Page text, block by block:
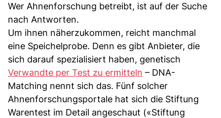
Wer Ahnenforschung betreibt, ist auf der Suche
nach Antworten.
Um ihnen näherzukommen, reicht manchmal
eine Speichelprobe. Denn es gibt Anbieter, die
sich darauf spezialisiert haben, genetisch
Verwandte per Test zu ermitteln – DNA-
Matching nennt sich das. Fünf solcher
Ahnenforschungsportale hat sich die Stiftung
Warentest im Detail angeschaut («Stiftung